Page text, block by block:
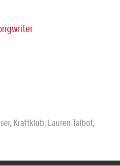
, Kraftklub, Lauren Talbot,